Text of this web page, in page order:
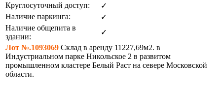
Круглосуточный доступ:
✓
Наличие паркинга:
✓
Наличие общепита в
здании:
✓
Лот №.1093069 Склад в аренду 11227,69м2. в
Индустриальном парке Никольское 2 в развитом
промышленном кластере Белый Раст на севере Московской
области.